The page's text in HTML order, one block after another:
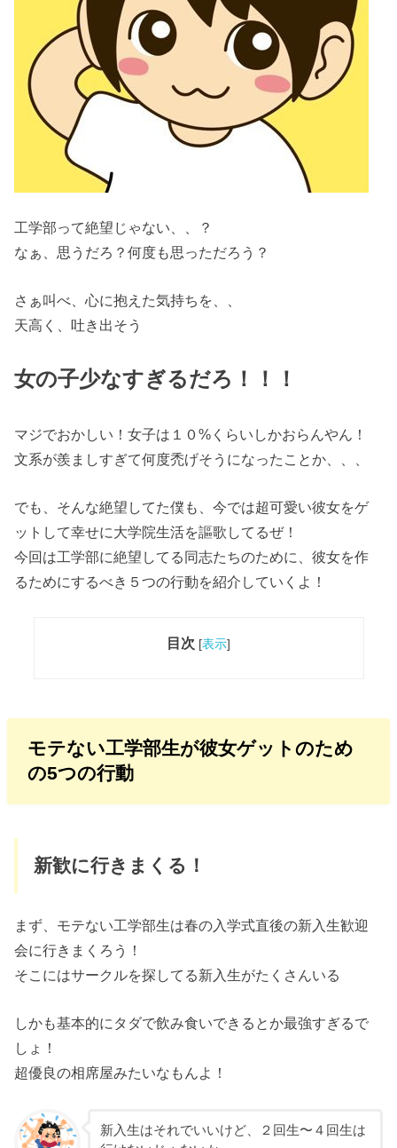
工学部って絶望じゃない、、？
なぁ、思うだろ？何度も思っただろう？
さぁ叫べ、心に抱えた気持ちを、、
天高く、吐き出そう
女の子少なすぎるだろ！！！
マジでおかしい！女子は１０%くらいしかおらんやん！
文系が羨ましすぎて何度禿げそうになったことか、、、
でも、そんな絶望してた僕も、今では超可愛い彼女をゲ
ットして幸せに大学院生活を謳歌してるぜ！
今回は工学部に絶望してる同志たちのために、彼女を作
るためにするべき５つの行動を紹介していくよ！
目次 [表示]
モテない工学部生が彼女ゲットのため
の5つの行動
新歓に行きまくる！
まず、モテない工学部生は春の入学式直後の新入生歓迎
会に行きまくろう！
そこにはサークルを探してる新入生がたくさんいる
しかも基本的にタダで飲み食いできるとか最強すぎるで
しょ！
超優良の相席屋みたいなもんよ！
新入生はそれでいいけど、２回生〜４回生は